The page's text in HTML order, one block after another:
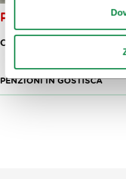
PRI ŠPORNU
CESTA RADOMELJSKE
PENZIONI IN GOSTIŠČA